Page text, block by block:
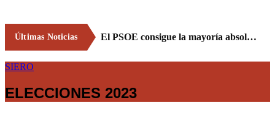
Últimas Noticias El PSOE consigue la mayoría absoluta en Siero
SIERO
ELECCIONES 2023